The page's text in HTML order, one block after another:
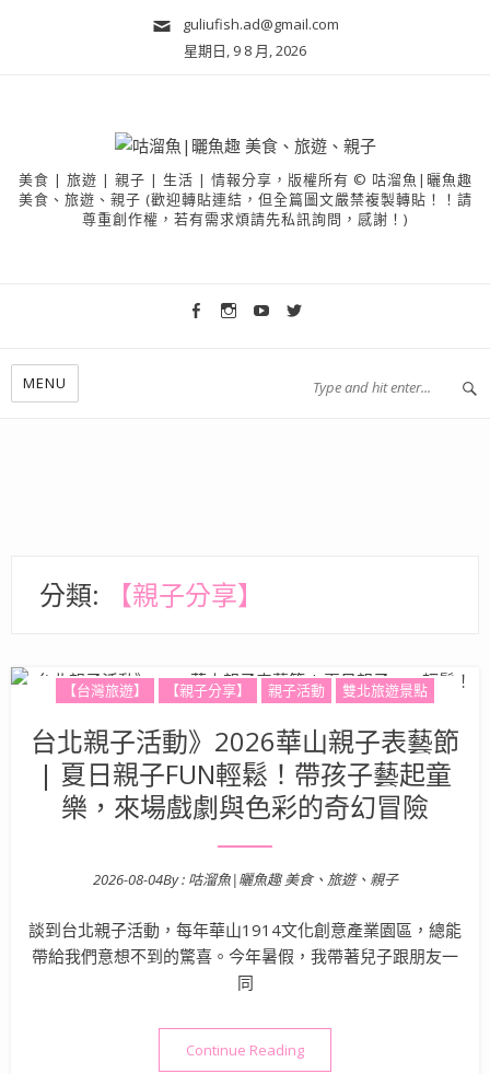
guliufish.ad@gmail.com
星期日, 9 8 月, 2026
美食 | 旅遊 | 親子 | 生活 | 情報分享，版權所有 © 咕溜魚|曬魚趣
美食、旅遊、親子 (歡迎轉貼連結，但全篇圖文嚴禁複製轉貼！！請
尊重創作權，若有需求煩請先私訊詢問，感謝！)
MENU
分類: 【親子分享】
【台灣旅遊】 【親子分享】 親子活動 雙北旅遊景點
台北親子活動》2026華山親子表藝節
| 夏日親子FUN輕鬆！帶孩子藝起童
樂，來場戲劇與色彩的奇幻冒險
Posted on
2026-08-04By : 咕溜魚|曬魚趣 美食、旅遊、親子
談到台北親子活動，每年華山1914文化創意產業園區，總能
帶給我們意想不到的驚喜。今年暑假，我帶著兒子跟朋友一
同
Continue Reading“台北親子活動》2026華山